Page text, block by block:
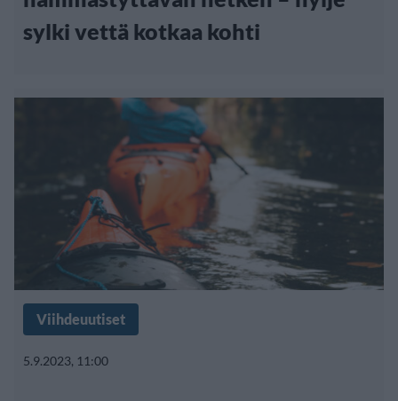
sylki vettä kotkaa kohti
Viihdeuutiset
5.9.2023, 11:00